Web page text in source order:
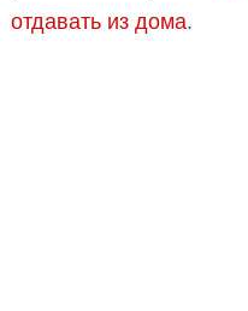
отдавать из дома.